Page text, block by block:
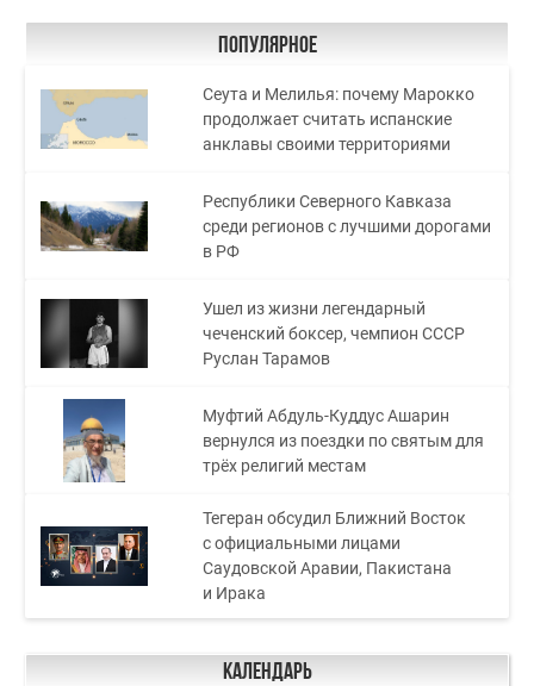
Популярное
Сеута и Мелилья: почему Марокко
продолжает считать испанские
анклавы своими территориями
Республики Северного Кавказа
среди регионов с лучшими дорогами
в РФ
Ушел из жизни легендарный
чеченский боксер, чемпион СССР
Руслан Тарамов
Муфтий Абдуль-Куддус Ашарин
вернулся из поездки по святым для
трёх религий местам
Тегеран обсудил Ближний Восток
с официальными лицами
Саудовской Аравии, Пакистана
и Ирака
Календарь